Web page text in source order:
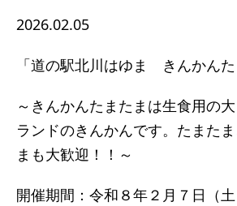
2026.02.05
「道の駅北川はゆま きんかんた
～きんかんたまたまは生食用の
ランドのきんかんです。たまた
まも大歓迎！！～
開催期間：令和８年２月７日（土